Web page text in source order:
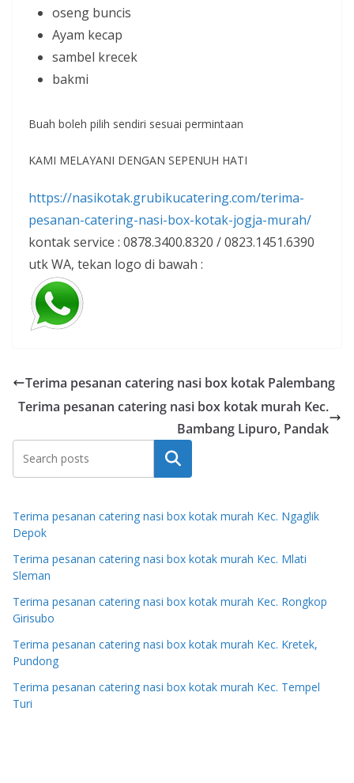
oseng buncis
Ayam kecap
sambel krecek
bakmi
Buah boleh pilih sendiri sesuai permintaan
KAMI MELAYANI DENGAN SEPENUH HATI
https://nasikotak.grubikucatering.com/terima-
pesanan-catering-nasi-box-kotak-jogja-murah/
kontak service : 0878.3400.8320 / 0823.1451.6390
utk WA, tekan logo di bawah :
Terima pesanan catering nasi box kotak Palembang
Terima pesanan catering nasi box kotak murah Kec.
Bambang Lipuro, Pandak
Search
Terima pesanan catering nasi box kotak murah Kec. Ngaglik
Depok
Terima pesanan catering nasi box kotak murah Kec. Mlati
Sleman
Terima pesanan catering nasi box kotak murah Kec. Rongkop
Girisubo
Terima pesanan catering nasi box kotak murah Kec. Kretek,
Pundong
Terima pesanan catering nasi box kotak murah Kec. Tempel
Turi